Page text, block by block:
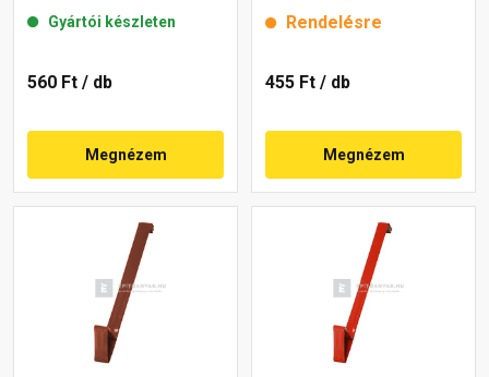
Gyártói készleten
560 Ft / db
Megnézem
Rendelésre
455 Ft / db
Megnézem